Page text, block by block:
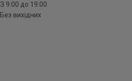
З 9:00 до 19:00
Без вихідних